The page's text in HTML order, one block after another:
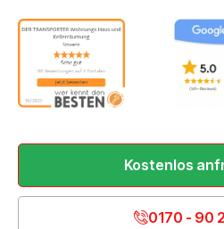
Kostenlos
0170 - 90